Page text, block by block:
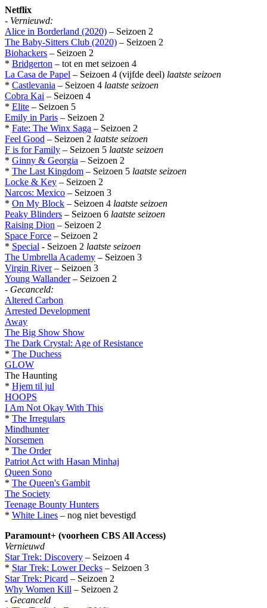
Netflix
- Vernieuwd:
Alice in Borderland (2020) – Seizoen 2
The Baby-Sitters Club (2020) – Seizoen 2
Biohackers – Seizoen 2
* Bridgerton – tot en met seizoen 4
La Casa de Papel – Seizoen 4 (vijfde deel) laatste seizoen
* Castlevania – Seizoen 4 laatste seizoen
Cobra Kai – Seizoen 4
* Elite – Seizoen 5
Emily in Paris – Seizoen 2
* Fate: The Winx Saga – Seizoen 2
Feel Good – Seizoen 2 laatste seizoen
F is for Family – Seizoen 5 laatste seizoen
* Ginny & Georgia – Seizoen 2
* The Last Kingdom – Seizoen 5 laatste seizoen
Locke & Key – Seizoen 2
Narcos: Mexico – Seizoen 3
* On My Block – Seizoen 4 laatste seizoen
Peaky Blinders – Seizoen 6 laatste seizoen
Raising Dion – Seizoen 2
Space Force – Seizoen 2
* Special - Seizoen 2 laatste seizoen
The Umbrella Academy – Seizoen 3
Virgin River– Seizoen 3
Young Wallander– Seizoen 2
- Gecanceld:
Altered Carbon
Arrested Development
Away
The Big Show Show
The Dark Crystal: Age of Resistance
* The Duchess
GLOW
The Haunting
* Hjem til jul
HOOPS
I Am Not Okay With This
* The Irregulars
Mindhunter
Norsemen
* The Order
Patriot Act with Hasan Minhaj
Queen Sono
* The Queen's Gambit
The Society
Teenage Bounty Hunters
* White Lines – nog niet bevestigd
Paramount+ (voorheen CBS All Access)
Vernieuwd
Star Trek: Discovery – Seizoen 4
* Star Trek: Lower Decks – Seizoen 3
Star Trek: Picard – Seizoen 2
Why Women Kill – Seizoen 2
- Gecanceld